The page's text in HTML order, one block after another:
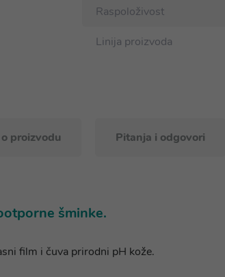
Raspoloživost
Linija proizvoda
proizvodu Pitanja i odgovori
šminke.
film i čuva prirodni pH kože.